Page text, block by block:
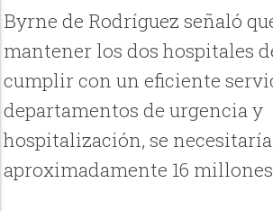
Byrne de Rodríguez señaló
mantener los dos hospitales
cumplir con un eficiente
departamentos de urgencia y
hospitalización, se
aproximadamente 16